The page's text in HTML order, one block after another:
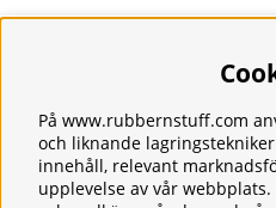
Frakt
Integritetspolicy
Kontakt
Kundservice
På www.rubbernstuff.com
och liknande
innehåll, relevant
upplevelse av vår